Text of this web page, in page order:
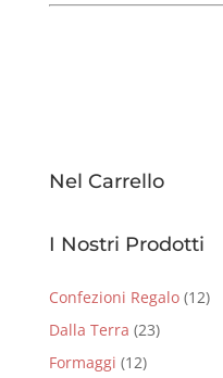
Nel Carrello
I Nostri Prodotti
Confezioni Regalo (12)
Dalla Terra (23)
Formaggi (12)